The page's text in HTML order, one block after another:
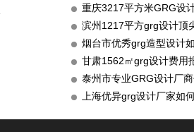
重庆3217平方米GRG设
滨州1217平方grg设计顶
烟台市优秀grg造型设计
甘肃1562㎡grg设计费用
泰州市专业GRG设计厂
上海优异grg设计厂家如